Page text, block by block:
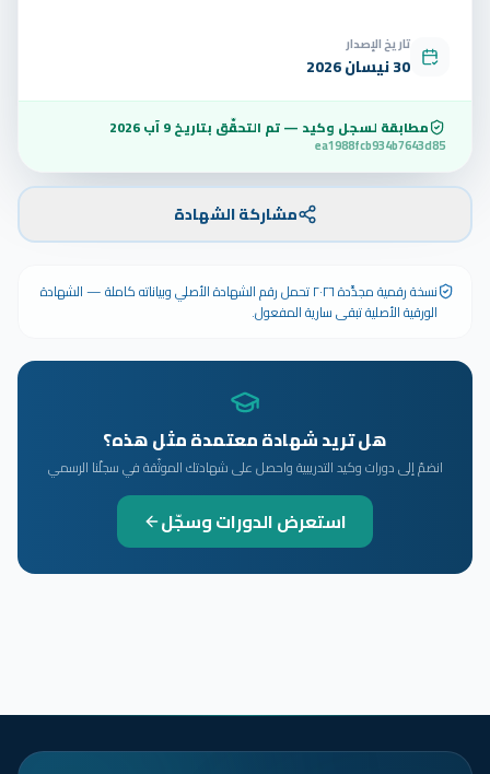
تاريخ الإصدار
30 نيسان 2026
مطابقة لسجل وكيد — تم التحقّق بتاريخ9 آب 2026
ea1988fcb934b7643d85
مشاركة الشهادة
نسخة رقمية مجدَّدة ٢٠٢٦ تحمل رقم الشهادة الأصلي وبياناته كاملة — الشهادة
الورقية الأصلية تبقى سارية المفعول.
هل تريد شهادة معتمدة مثل هذه؟
انضمّ إلى دورات وكيد التدريبية واحصل على شهادتك الموثّقة في سجلّنا الرسمي
استعرض الدورات وسجّل